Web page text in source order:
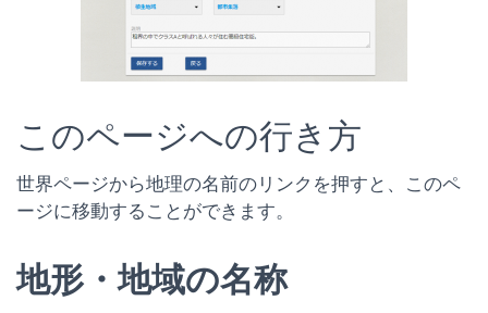
このページへの行き方
世界ページから地理の名前のリンクを押すと、このペ
ージに移動することができます。
地形・地域の名称